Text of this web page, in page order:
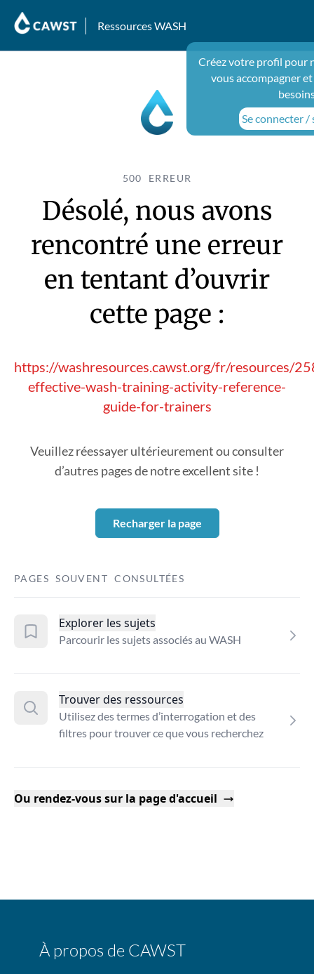
Ressources WASH
Créez votre profil pour
vous accompagner
Se connecter /
500 ERREUR
Désolé, nous avons
rencontré une erreur
en tentant d’ouvrir
cette page :
https://washresources.cawst.org/fr/resources/
effective-wash-training-activity-reference-
guide-for-trainers
Veuillez réessayer ultérieurement ou consulter
d’autres pages de notre excellent site !
Recharger la page
PAGES SOUVENT CONSULTÉES
Explorer les sujets
Parcourir les sujets associés au WASH
Trouver des ressources
Utilisez des termes d’interrogation et des
filtres pour trouver ce que vous recherchez
Ou rendez-vous sur la page d'accueil
À propos de CAWST